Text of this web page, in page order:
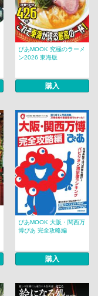
ぴあMOOK 究極のラーメ
ン2026 東海版
購入
ぴあMOOK 大阪・関西万
博ぴあ 完全攻略編
購入